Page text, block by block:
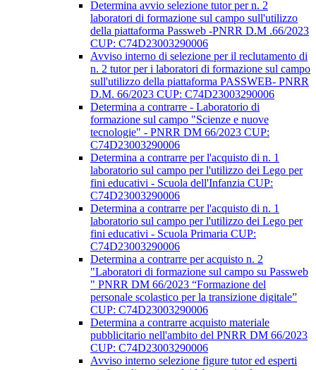
Determina avvio selezione tutor per n. 2
laboratori di formazione sul campo sull'utilizzo
della piattaforma Passweb -PNRR D.M .66/2023
CUP: C74D23003290006
Avviso interno di selezione per il reclutamento di
n. 2 tutor per i laboratori di formazione sul campo
sull'utilizzo della piattaforma PASSWEB- PNRR
D.M. 66/2023 CUP: C74D23003290006
Determina a contrarre - Laboratorio di
formazione sul campo "Scienze e nuove
tecnologie" - PNRR DM 66/2023 CUP:
C74D23003290006
Determina a contrarre per l'acquisto di n. 1
laboratorio sul campo per l'utilizzo dei Lego per
fini educativi - Scuola dell'Infanzia CUP:
C74D23003290006
Determina a contrarre per l'acquisto di n. 1
laboratorio sul campo per l'utilizzo dei Lego per
fini educativi - Scuola Primaria CUP:
C74D23003290006
Determina a contrarre per acquisto n. 2
"Laboratori di formazione sul campo su Passweb
" PNRR DM 66/2023 “Formazione del
personale scolastico per la transizione digitale”
CUP: C74D23003290006
Determina a contrarre acquisto materiale
pubblicitario nell'ambito del PNRR DM 66/2023
CUP: C74D23003290006
Avviso interno selezione figure tutor ed esperti